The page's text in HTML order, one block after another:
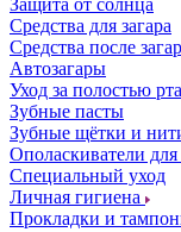
Защита от солнца
Средства для загара
Средства после
Автозагары
Уход за полостью рта
Зубные пасты
Зубные щётки и
Ополаскиватели для
Специальный уход
Личная гигиена
Прокладки и